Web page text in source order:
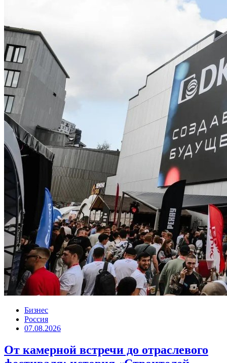
Бизнес
Россия
07.08.2026
От камерной встречи до отраслевого